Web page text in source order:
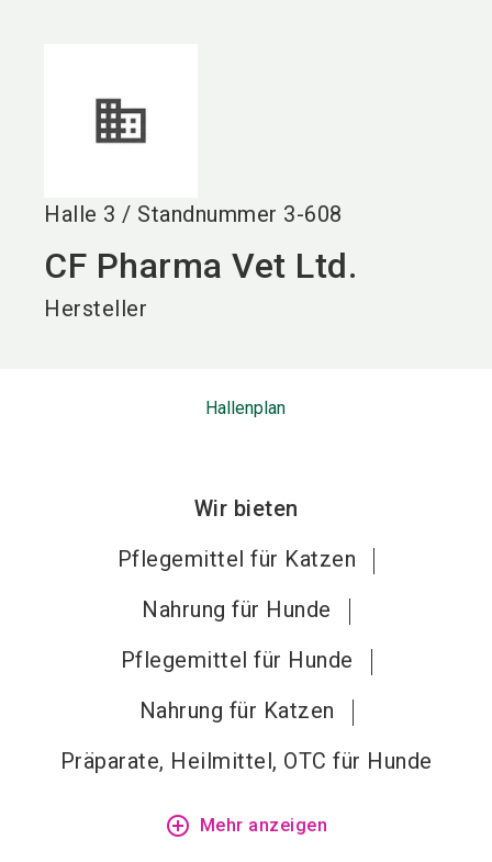
Halle 3 / Standnummer 3-608
CF Pharma Vet Ltd.
Hersteller
Hallenplan
Wir bieten
Pflegemittel für Katzen
Nahrung für Hunde
Pflegemittel für Hunde
Nahrung für Katzen
Präparate, Heilmittel, OTC für Hunde
add_circle_outline Mehr anzeigen